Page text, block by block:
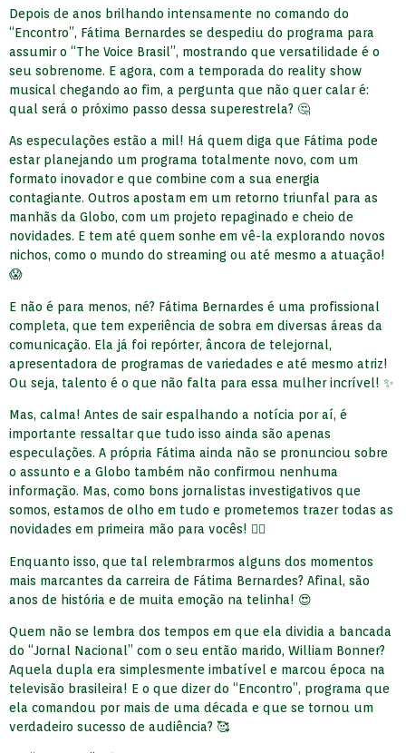
Depois de anos brilhando intensamente no comando do
“Encontro”, Fátima Bernardes se despediu do programa para
assumir o “The Voice Brasil”, mostrando que versatilidade é o
seu sobrenome. E agora, com a temporada do reality show
musical chegando ao fim, a pergunta que não quer calar é:
qual será o próximo passo dessa superestrela? 🤔
As especulações estão a mil! Há quem diga que Fátima pode
estar planejando um programa totalmente novo, com um
formato inovador e que combine com a sua energia
contagiante. Outros apostam em um retorno triunfal para as
manhãs da Globo, com um projeto repaginado e cheio de
novidades. E tem até quem sonhe em vê-la explorando novos
nichos, como o mundo do streaming ou até mesmo a atuação!
😱
E não é para menos, né? Fátima Bernardes é uma profissional
completa, que tem experiência de sobra em diversas áreas da
comunicação. Ela já foi repórter, âncora de telejornal,
apresentadora de programas de variedades e até mesmo atriz!
Ou seja, talento é o que não falta para essa mulher incrível! ✨
Mas, calma! Antes de sair espalhando a notícia por aí, é
importante ressaltar que tudo isso ainda são apenas
especulações. A própria Fátima ainda não se pronunciou sobre
o assunto e a Globo também não confirmou nenhuma
informação. Mas, como bons jornalistas investigativos que
somos, estamos de olho em tudo e prometemos trazer todas as
novidades em primeira mão para vocês! 🕵️‍♀️
Enquanto isso, que tal relembrarmos alguns dos momentos
mais marcantes da carreira de Fátima Bernardes? Afinal, são
anos de história e de muita emoção na telinha! 😍
Quem não se lembra dos tempos em que ela dividia a bancada
do “Jornal Nacional” com o seu então marido, William Bonner?
Aquela dupla era simplesmente imbatível e marcou época na
televisão brasileira! E o que dizer do “Encontro”, programa que
ela comandou por mais de uma década e que se tornou um
verdadeiro sucesso de audiência? 🥰